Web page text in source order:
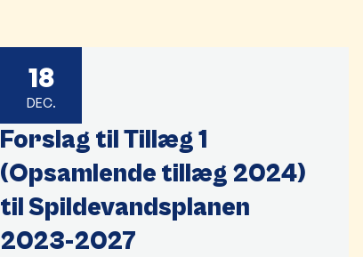
18
DEC.
Forslag til Tillæg 1
(Opsamlende tillæg 2024)
til Spildevandsplanen
2023-2027